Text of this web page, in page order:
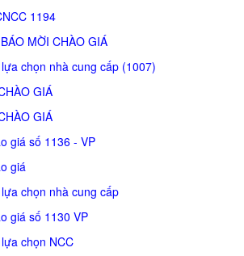
1194
MỜI CHÀO GIÁ
chọn nhà cung cấp (1007)
GIÁ
GIÁ
giá số 1136 - VP
giá
chọn nhà cung cấp
giá số 1130 VP
chọn NCC